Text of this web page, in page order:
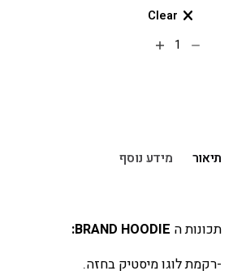
Clear
תיאור מידע נוסף
תכונות ה BRAND HOODIE:
-רקמת לוגו מיסטיק בחזה.